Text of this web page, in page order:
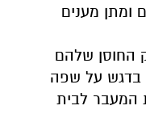
ומתן מענים
החוסן שלהם
בדגש על שפה
5 לקראת המעבר לבית